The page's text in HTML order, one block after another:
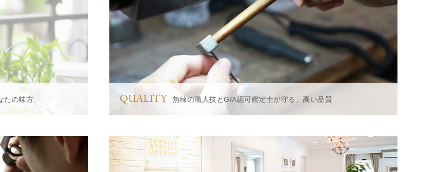
たの味方 QUALITY 熟練の職人技とGIA認可鑑定士が守る、高い品質